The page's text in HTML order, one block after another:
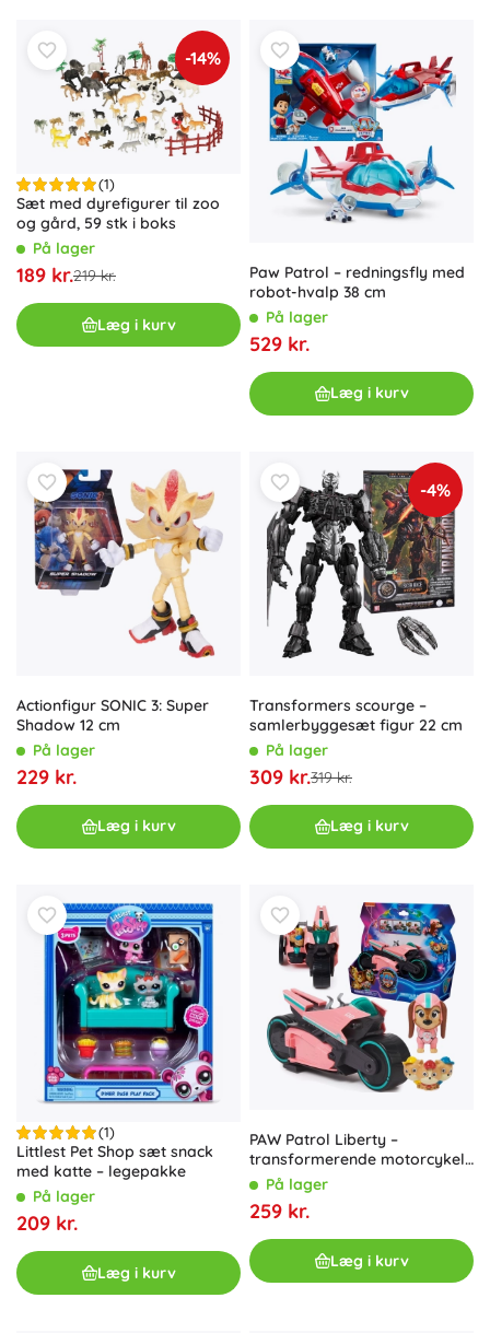
-14%
(1)
Sæt med dyrefigurer til zoo
og gård, 59 stk i boks
På lager
189 kr.219 kr.
Læg i kurv
Paw Patrol – redningsfly med
robot-hvalp 38 cm
På lager
529 kr.
Læg i kurv
Actionfigur SONIC 3: Super
Shadow 12 cm
På lager
229 kr.
Læg i kurv
-4%
Transformers scourge –
samlerbyggesæt figur 22 cm
På lager
309 kr.319 kr.
Læg i kurv
(1)
Littlest Pet Shop sæt snack
med katte – legepakke
På lager
209 kr.
Læg i kurv
PAW Patrol Liberty –
transformerende motorcykel
med figurer Junior Patrollers
På lager
259 kr.
Læg i kurv